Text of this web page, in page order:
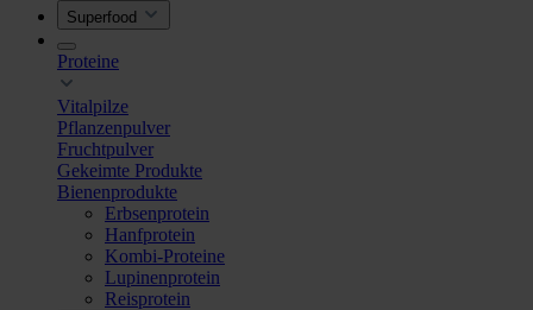
Superfood
Proteine
Vitalpilze
Pflanzenpulver
Fruchtpulver
Gekeimte Produkte
Bienenprodukte
Erbsenprotein
Hanfprotein
Kombi-Proteine
Lupinenprotein
Reisprotein